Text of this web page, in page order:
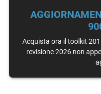
Illimitata
15 ore
Revisione da parte
15 documenti
Acquista ora il toolkit
revisione 2026 non